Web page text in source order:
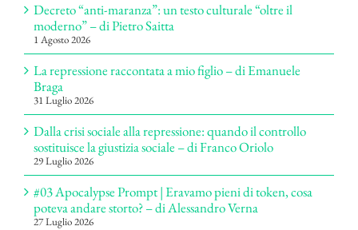
Decreto “anti-maranza”: un testo culturale “oltre il
moderno” – di Pietro Saitta
1 Agosto 2026
La repressione raccontata a mio figlio – di Emanuele
Braga
31 Luglio 2026
Dalla crisi sociale alla repressione: quando il controllo
sostituisce la giustizia sociale – di Franco Oriolo
29 Luglio 2026
#03 Apocalypse Prompt | Eravamo pieni di token, cosa
poteva andare storto? – di Alessandro Verna
27 Luglio 2026